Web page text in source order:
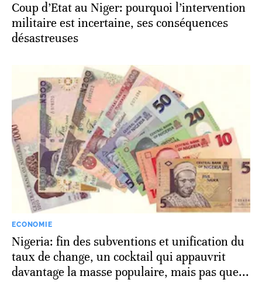
Coup d’Etat au Niger: pourquoi l’intervention
militaire est incertaine, ses conséquences
désastreuses
ECONOMIE
Nigeria: fin des subventions et unification du
taux de change, un cocktail qui appauvrit
davantage la masse populaire, mais pas que...